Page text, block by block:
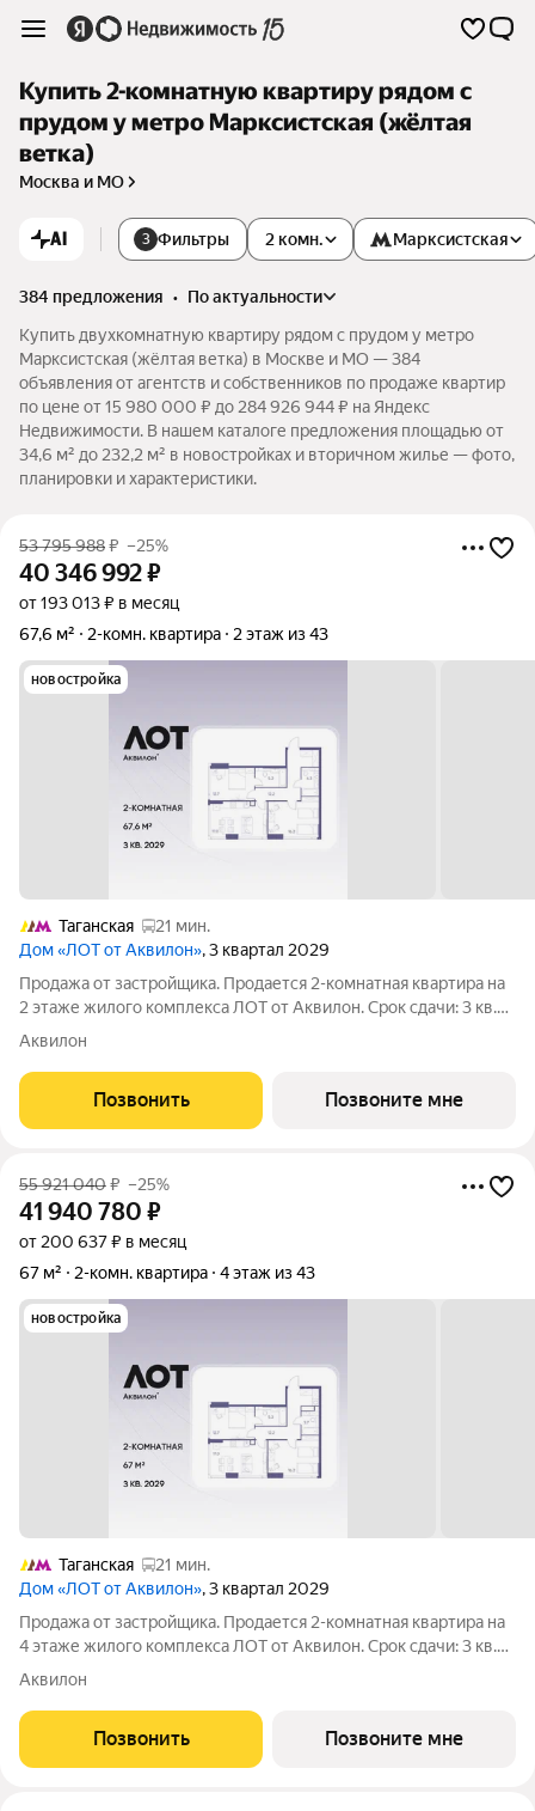
Купить 2-комнатную квартиру рядом с
прудом у метро Марксистская (жёлтая
ветка)
Москва и МО
AI 3 Фильтры 2 комн. Марксистская
384 предложения •
по актуальности
Купить двухкомнатную квартиру рядом с прудом у метро
Марксистская (жёлтая ветка) в Москве и МО — 384
объявления от агентств и собственников по продаже квартир
по цене от 15 980 000 ₽ до 284 926 944 ₽ на Яндекс
Недвижимости. В нашем каталоге предложения площадью от
34,6 м² до 232,2 м² в новостройках и вторичном жилье — фото,
планировки и характеристики.
53 795 988₽ –25%
40 346 992₽
от 193 013 ₽ в месяц
67,6 м²
2-комн. квартира 2 этаж из 43
новостройка
Таганская
21 мин.
Дом «ЛОТ от Аквилон», 3 квартал 2029
Продажа от застройщика. Продается 2-комнатная квартира на
2 этаже жилого комплекса ЛОТ от Аквилон. Срок сдачи: 3 кв.
2029 г. О ПРОЕКТЕ: Дом класса бизнес-плюс создан в
статично, оно
Аквилон
Позвонить Позвоните мне
55 921 040₽ –25%
41 940 780 ₽
от 200 637 ₽ в месяц
67 м²
2-комн. квартира 4 этаж из 43
новостройка
Таганская
21 мин.
Дом «ЛОТ от Аквилон», 3 квартал 2029
Продажа от застройщика. Продается 2-комнатная квартира на
4 этаже жилого комплекса ЛОТ от Аквилон. Срок сдачи: 3 кв.
2029 г. О ПРОЕКТЕ: Дом класса бизнес-плюс создан в
статично, оно
Аквилон
Позвонить Позвоните мне